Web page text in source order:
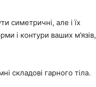
симетричні, але і їх
і контури ваших м’язів,
складові гарного тіла.